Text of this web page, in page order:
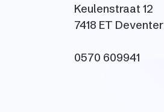
Keulenstraat 12
7418 ET Deventer
0570 609941